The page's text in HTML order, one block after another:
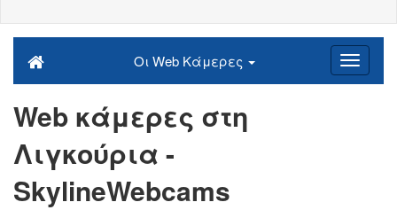
Οι Web Κάμερες
Web κάμερες στη
Λιγκούρια -
SkylineWebcams